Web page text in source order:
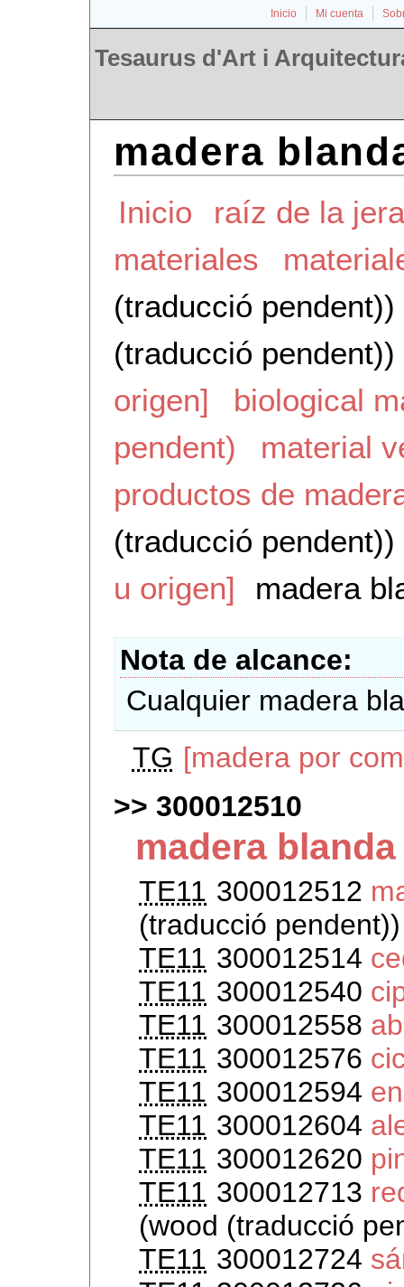
Inicio Mi cuenta
Tesaurus d'Art i
madera
Inicio
raíz de la
materiales
(traducció pendent))
(traducció pendent))
origen]
biological
pendent)
material
productos de
(traducció pendent))
u origen]
madera
Nota de alcance
Cualquier madera
TG [madera por
300012510
madera blanda
TE11 300012512
(traducció pendent))
TE11 300012514
TE11 300012540
TE11 300012558
TE11 300012576
TE11 300012594
TE11 300012604
TE11 300012620
TE11 300012713
(wood (traducció
TE11 300012724